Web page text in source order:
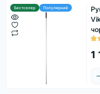
прибирального
Асортимент виробів
Бестселер Популярний
1